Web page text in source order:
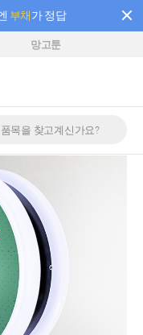
부채가 정답
새로워진 AI 부스터 요금제
망고툰